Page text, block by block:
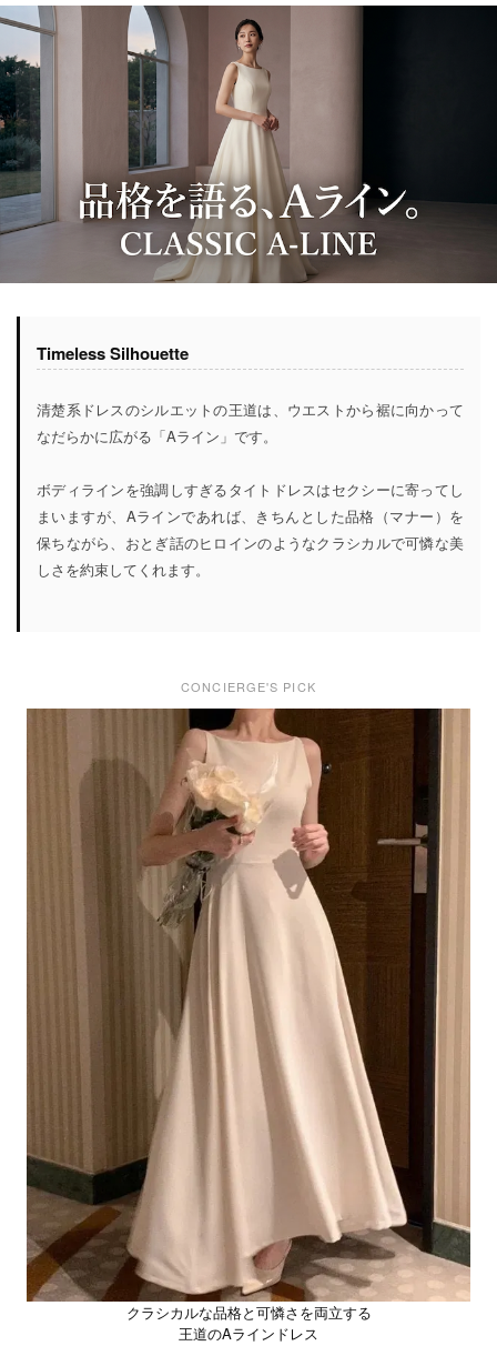
Timeless Silhouette
清楚系ドレスのシルエットの王道は、ウエストから裾に向かって
なだらかに広がる「Aライン」です。
ボディラインを強調しすぎるタイトドレスはセクシーに寄ってし
まいますが、Aラインであれば、きちんとした品格（マナー）を
保ちながら、おとぎ話のヒロインのようなクラシカルで可憐な美
しさを約束してくれます。
CONCIERGE'S PICK
クラシカルな品格と可憐さを両立する
王道のAラインドレス